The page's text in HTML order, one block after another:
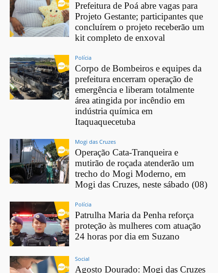
Prefeitura de Poá abre vagas para
Projeto Gestante; participantes que
concluírem o projeto receberão um
kit completo de enxoval
Polícia
Corpo de Bombeiros e equipes da
prefeitura encerram operação de
emergência e liberam totalmente
área atingida por incêndio em
indústria química em
Itaquaquecetuba
Mogi das Cruzes
Operação Cata-Tranqueira e
mutirão de roçada atenderão um
trecho do Mogi Moderno, em
Mogi das Cruzes, neste sábado (08)
Polícia
Patrulha Maria da Penha reforça
proteção às mulheres com atuação
24 horas por dia em Suzano
Social
Agosto Dourado: Mogi das Cruzes